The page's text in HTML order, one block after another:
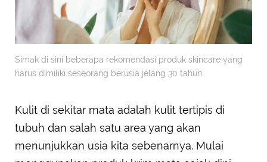
Simak di sini beberapa rekomendasi produk skincare yang
harus dimiliki seseorang berusia jelang 30 tahun.
Kulit di sekitar mata adalah kulit tertipis di
tubuh dan salah satu area yang akan
menunjukkan usia kita sebenarnya. Mulai